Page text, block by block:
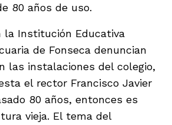
80 años de uso.
la Institución Educativa
de Fonseca denuncian
las instalaciones del colegio,
el rector Francisco Javier
80 años, entonces es
vieja. El tema del